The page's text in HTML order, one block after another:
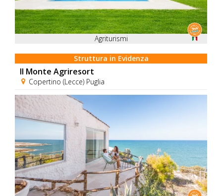
Agriturismi
Struttura in Evidenza
Il Monte Agriresort
Copertino (Lecce) Puglia